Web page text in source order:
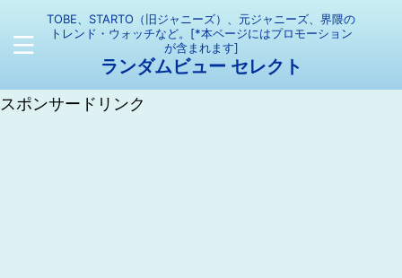
TOBE、STARTO（旧ジャニーズ）、元ジャニーズ、界隈の
トレンド・ウォッチなど。[*本ページにはプロモーション
が含まれます]
ランダムビュー セレクト
スポンサードリンク